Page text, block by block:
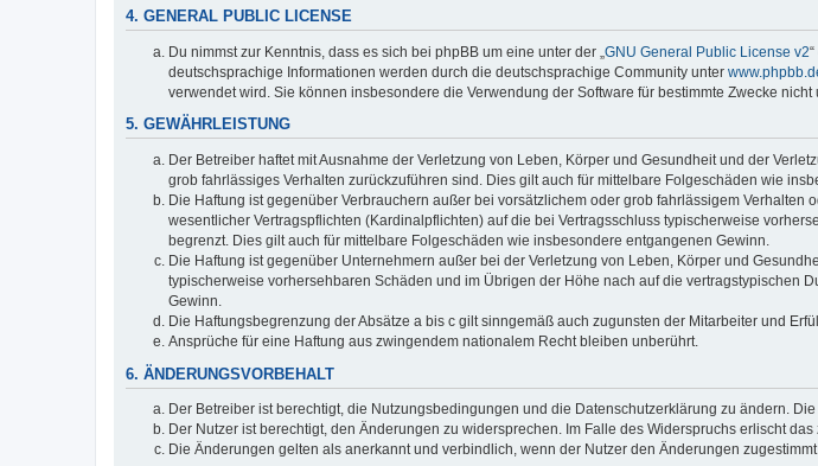
4. GENERAL PUBLIC LICENSE
Du nimmst zur Kenntnis, dass es sich bei phpBB um eine unter der „ GNU General Public License v2
deutschsprachige Informationen werden durch die deutschsprachige Community unter
verwendet wird. Sie können insbesondere die Verwendung der Software für bestimmte Zwecke
5. GEWÄHRLEISTUNG
Der Betreiber haftet mit Ausnahme der Verletzung von Leben, Körper und Gesundheit und der
grob fahrlässiges Verhalten zurückzuführen sind. Dies gilt auch für mittelbare Folgeschäden wie
Die Haftung ist gegenüber Verbrauchern außer bei vorsätzlichem oder grob fahrlässigem
wesentlicher Vertragspflichten (Kardinalpflichten) auf die bei Vertragsschluss typischerweise
begrenzt. Dies gilt auch für mittelbare Folgeschäden wie insbesondere entgangenen Gewinn.
Die Haftung ist gegenüber Unternehmern außer bei der Verletzung von Leben, Körper und
typischerweise vorhersehbaren Schäden und im Übrigen der Höhe nach auf die vertragstypischen
Gewinn.
Die Haftungsbegrenzung der Absätze a bis c gilt sinngemäß auch zugunsten der Mitarbeiter und
Ansprüche für eine Haftung aus zwingendem nationalem Recht bleiben unberührt.
6. ÄNDERUNGSVORBEHALT
Der Betreiber ist berechtigt, die Nutzungsbedingungen und die Datenschutzerklärung zu ändern.
Der Nutzer ist berechtigt, den Änderungen zu widersprechen. Im Falle des Widerspruchs erlischt
Die Änderungen gelten als anerkannt und verbindlich, wenn der Nutzer den Änderungen